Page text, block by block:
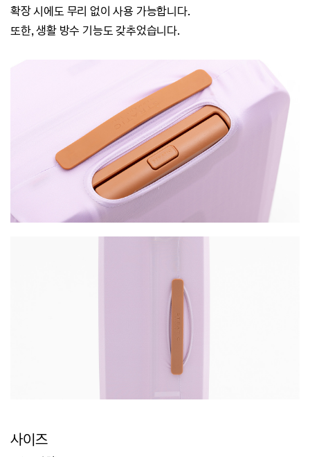
확장 시에도 무리 없이 사용 가능합니다.
또한, 생활 방수 기능도 갖추었습니다.
사이즈